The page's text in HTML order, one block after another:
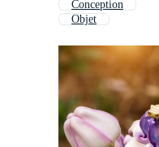
Conception
Objet